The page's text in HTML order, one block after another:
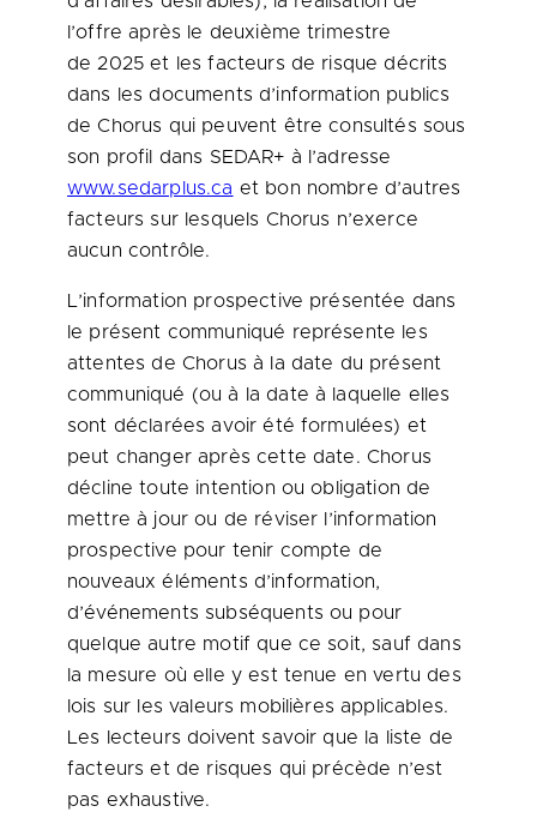
l’offre après le deuxième trimestre
de 2025 et les facteurs de risque décrits
dans les documents d’information publics
de Chorus qui peuvent être consultés sous
son profil dans SEDAR+ à l’adresse
www.sedarplus.ca et bon nombre d’autres
facteurs sur lesquels Chorus n’exerce
aucun contrôle.
L’information prospective présentée dans
le présent communiqué représente les
attentes de Chorus à la date du présent
communiqué (ou à la date à laquelle elles
sont déclarées avoir été formulées) et
peut changer après cette date. Chorus
décline toute intention ou obligation de
mettre à jour ou de réviser l’information
prospective pour tenir compte de
nouveaux éléments d’information,
d’événements subséquents ou pour
quelque autre motif que ce soit, sauf dans
la mesure où elle y est tenue en vertu des
lois sur les valeurs mobilières applicables.
Les lecteurs doivent savoir que la liste de
facteurs et de risques qui précède n’est
pas exhaustive.